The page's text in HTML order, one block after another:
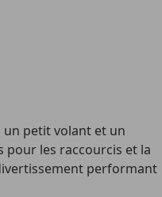
un petit volant et un
pour les raccourcis et la
performant